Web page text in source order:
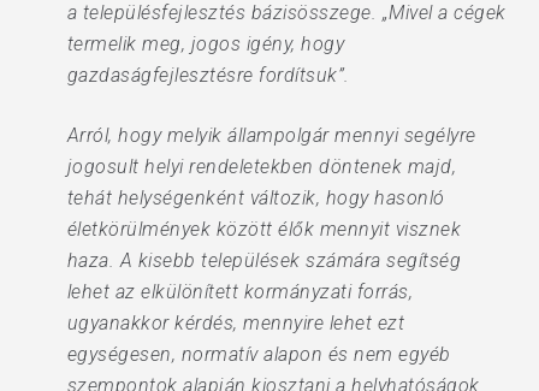
a településfejlesztés bázisösszege. „Mivel a cégek
termelik meg, jogos igény, hogy
gazdaságfejlesztésre fordítsuk”.
Arról, hogy melyik állampolgár mennyi segélyre
jogosult helyi rendeletekben döntenek majd,
tehát helységenként változik, hogy hasonló
életkörülmények között élők mennyit visznek
haza. A kisebb települések számára segítség
lehet az elkülönített kormányzati forrás,
ugyanakkor kérdés, mennyire lehet ezt
egységesen, normatív alapon és nem egyéb
szempontok alapján kiosztani a helyhatóságok